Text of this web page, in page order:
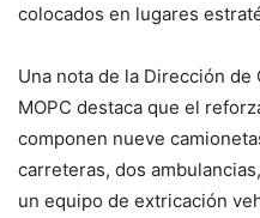
colocados en lugares
Una nota de la Dirección
MOPC destaca que el
componen nueve
carreteras, dos
un equipo de extricación